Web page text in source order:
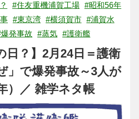
#住友重機浦賀工場 #昭和56年
#東京湾 #横須賀市 #浦賀水
発事故 #蒸気 #護衛艦
日？】2月24日＝護衛
」で爆発事故～3人が
）／ 雑学ネタ帳